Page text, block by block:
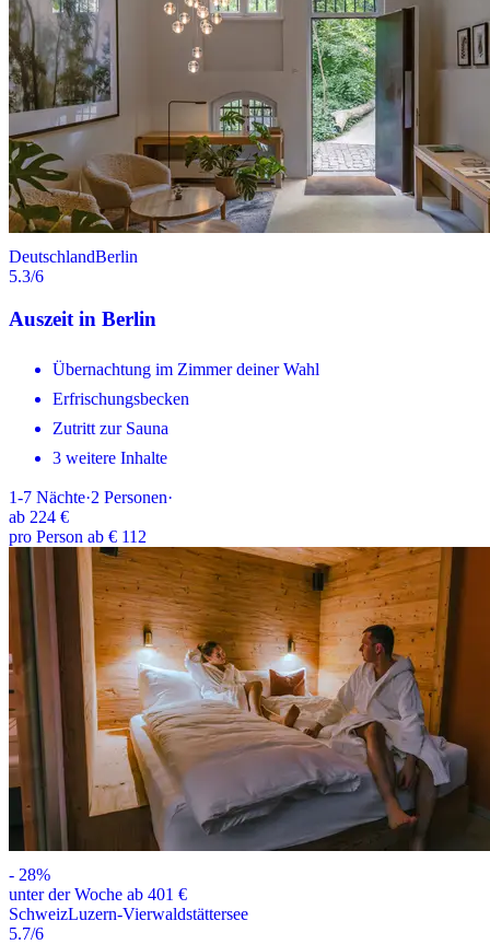
DeutschlandBerlin
5.3/6
Auszeit in Berlin
Übernachtung im Zimmer deiner Wahl
Erfrischungsbecken
Zutritt zur Sauna
3 weitere Inhalte
1-7 Nächte·2 Personen·
ab 224 €
pro Person ab € 112
- 28%
unter der Woche ab 401 €
SchweizLuzern-Vierwaldstättersee
5.7/6